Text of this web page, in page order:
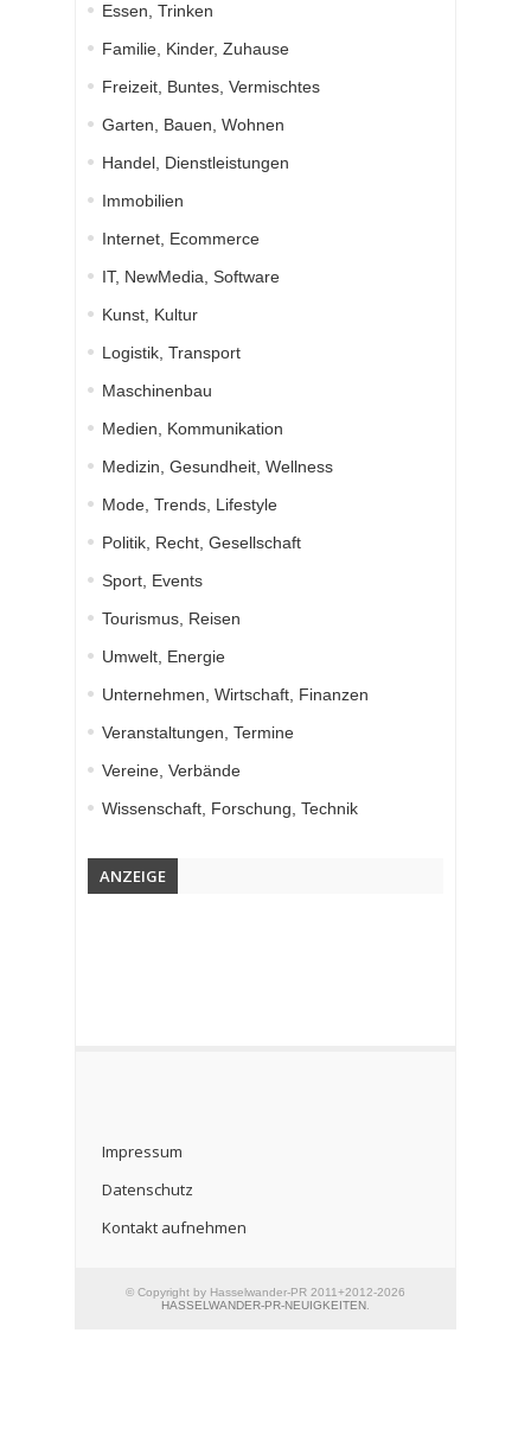
Essen, Trinken
Familie, Kinder, Zuhause
Freizeit, Buntes, Vermischtes
Garten, Bauen, Wohnen
Handel, Dienstleistungen
Immobilien
Internet, Ecommerce
IT, NewMedia, Software
Kunst, Kultur
Logistik, Transport
Maschinenbau
Medien, Kommunikation
Medizin, Gesundheit, Wellness
Mode, Trends, Lifestyle
Politik, Recht, Gesellschaft
Sport, Events
Tourismus, Reisen
Umwelt, Energie
Unternehmen, Wirtschaft, Finanzen
Veranstaltungen, Termine
Vereine, Verbände
Wissenschaft, Forschung, Technik
ANZEIGE
Impressum
Datenschutz
Kontakt aufnehmen
© Copyright by Hasselwander-PR 2011+2012-2026
HASSELWANDER-PR-NEUIGKEITEN.